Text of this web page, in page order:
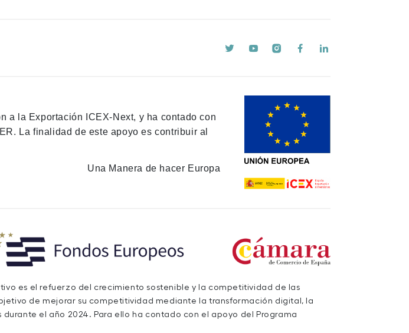
a la Exportación ICEX-Next, y ha contado con
La finalidad de este apoyo es contribuir al
Una Manera de hacer Europa
es el refuerzo del crecimiento sostenible y la competitividad de las
de mejorar su competitividad mediante la transformación digital, la
el año 2024. Para ello ha contado con el apoyo del Programa